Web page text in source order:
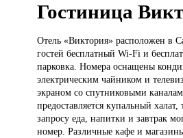
Гостиница
Отель «Виктория»расположен в
гостей бесплатный Wi-Fi и
парковка. Номера оснащены
электрическим чайником и
экраном со спутниковыми
предоставляется купальный
запросу еда, напитки и завтрак
номер. Различные кафе и